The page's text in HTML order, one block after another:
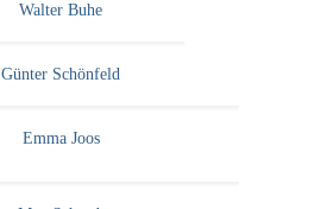
Walter Buhe
Günter Schönfeld
Emma Joos